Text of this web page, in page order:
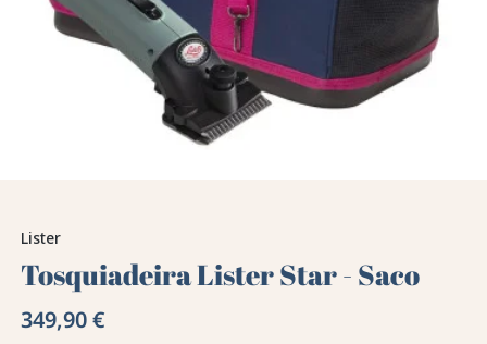
Lister
Tosquiadeira Lister Star - Saco
349,90 €